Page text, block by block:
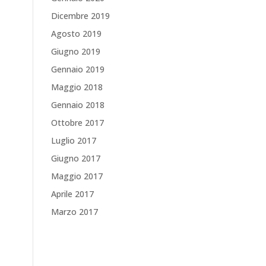
Dicembre 2019
Agosto 2019
Giugno 2019
Gennaio 2019
Maggio 2018
Gennaio 2018
Ottobre 2017
Luglio 2017
Giugno 2017
Maggio 2017
Aprile 2017
Marzo 2017